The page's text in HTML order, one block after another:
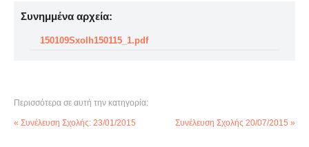
Συνημμένα αρχεία:
150109Sxolh150115_1.pdf
Περισσότερα σε αυτή την κατηγορία:
« Συνέλευση Σχολής: 23/01/2015 Συνέλευση Σχολής 20/07/2015 »